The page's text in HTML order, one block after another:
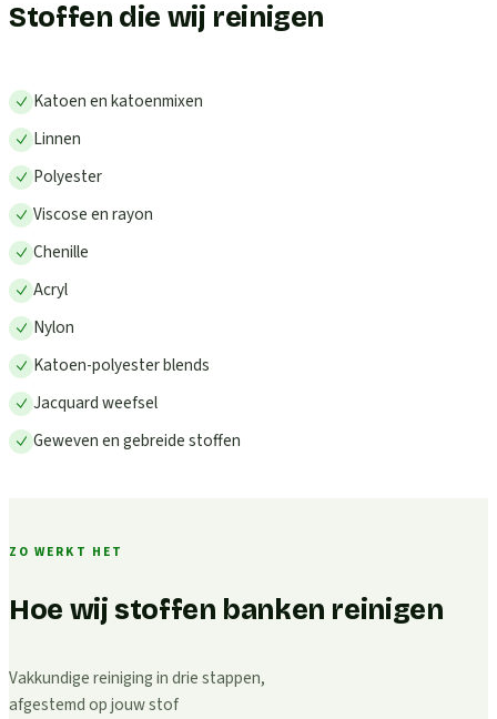
Stoffen die wij reinigen
Katoen en katoenmixen
Linnen
Polyester
Viscose en rayon
Chenille
Acryl
Nylon
Katoen-polyester blends
Jacquard weefsel
Geweven en gebreide stoffen
ZO WERKT HET
Hoe wij stoffen banken reinigen
Vakkundige reiniging in drie stappen,
afgestemd op jouw stof